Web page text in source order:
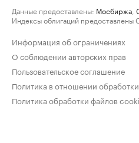
Данные предоставлены: Мосбиржа
Индексы облигаций предоставлены
Информация об ограничениях
О соблюдении авторских прав
Пользовательское соглашение
Политика в отношении
Политика обработки файлов